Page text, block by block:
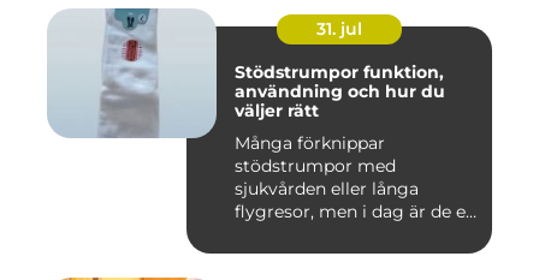
31. jul
Stödstrumpor funktion,
användning och hur du
väljer rätt
Många förknippar
stödstrumpor med
sjukvården eller långa
flygresor, men i dag är de ett